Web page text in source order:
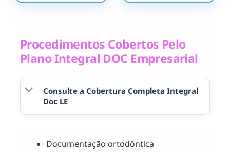
Procedimentos Cobertos Pelo
Plano Integral DOC Empresarial
Consulte a Cobertura Completa Integral
Doc LE
Documentação ortodôntica